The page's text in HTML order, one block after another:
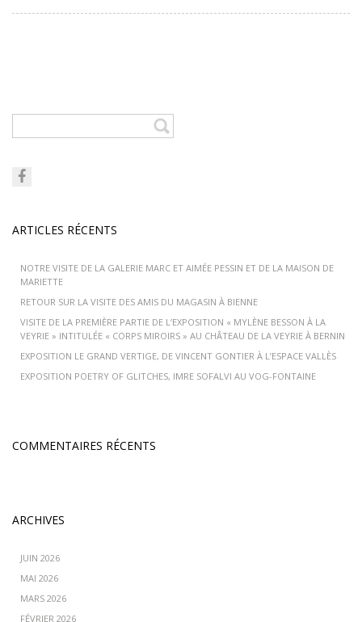
ARTICLES RÉCENTS
NOTRE VISITE DE LA GALERIE MARC ET AIMÉE PESSIN ET DE LA MAISON DE
MARIETTE
RETOUR SUR LA VISITE DES AMIS DU MAGASIN À BIENNE
VISITE DE LA PREMIÈRE PARTIE DE L’EXPOSITION « MYLÈNE BESSON À LA
VEYRIE » INTITULÉE « CORPS MIROIRS » AU CHÂTEAU DE LA VEYRIE À BERNIN
EXPOSITION LE GRAND VERTIGE, DE VINCENT GONTIER À L’ESPACE VALLÈS
EXPOSITION POETRY OF GLITCHES, IMRE SOFALVI AU VOG-FONTAINE
COMMENTAIRES RÉCENTS
ARCHIVES
JUIN 2026
MAI 2026
MARS 2026
FÉVRIER 2026